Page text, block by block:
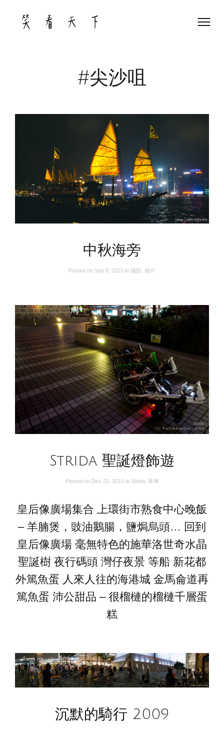
content
#尖沙咀
中秋海旁
Posted on Sep 8, 2015 in 攝影 相片
Strida 聖誕燈飾遊
Posted on Dec 22, 2010 in Strida 單車
皇后像廣場集合 上環街市熟食中心晚飯
– 羊腩煲，豉油鵝腸，鹽焗烏頭… 回到
皇后像廣場 毫無特色的施華洛世奇水晶
聖誕樹 夜行碼頭 灣仔夜景 等船 新花都
外篤魚蛋 人來人往的海港城 金馬侖道再
篤魚蛋 沛公甜品 – 很榴槤的榴槤千層蛋
糕
沉默的騎行 2009